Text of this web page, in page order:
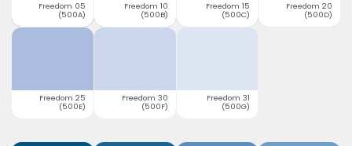
Freedom 05
(500A)
Freedom 10
(500B)
Freedom 15
(500C)
Freedom 20
(500D)
Freedom 25
(500E)
Freedom 30
(500F)
Freedom 31
(500G)